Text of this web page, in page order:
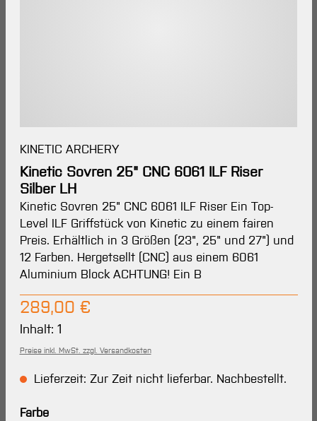
KINETIC ARCHERY
Kinetic Sovren 25" CNC 6061 ILF Riser
Silber LH
Kinetic Sovren 25" CNC 6061 ILF Riser Ein Top-
Level ILF Griffstück von Kinetic zu einem fairen
Preis. Erhältlich in 3 Größen (23", 25" und 27") und
12 Farben. Hergetsellt (CNC) aus einem 6061
Aluminium Block ACHTUNG! Ein B
Regulärer Preis:
289,00 €
Inhalt: 1
Preise inkl. MwSt. zzgl. Versandkosten
Lieferzeit: Zur Zeit nicht lieferbar. Nachbestellt.
Farbeauswählen